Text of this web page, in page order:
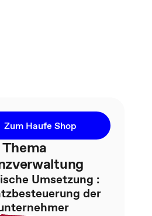
Zum Haufe Shop
Umsetzung :
der